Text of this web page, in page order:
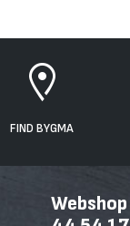
FIND BYGMA